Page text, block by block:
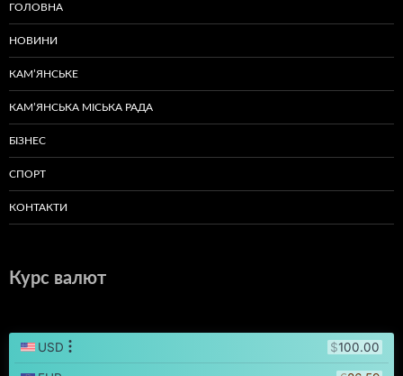
ГОЛОВНА
НОВИНИ
КАМ’ЯНСЬКЕ
КАМ’ЯНСЬКА МІСЬКА РАДА
БІЗНЕС
СПОРТ
КОНТАКТИ
Курс валют